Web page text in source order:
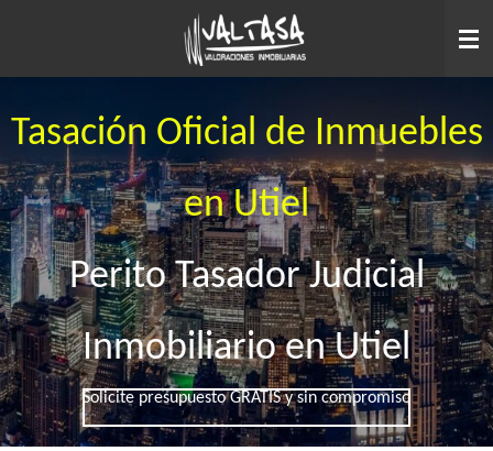
contenido
Tasación Oficial de Inmuebles
en Utiel
Perito Tasador Judicial
Inmobiliario en Utiel
Solicite presupuesto GRATIS y sin compromiso